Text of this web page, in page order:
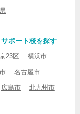
ポート校を探す
23区 横浜市
名古屋市
広島市 北九州市